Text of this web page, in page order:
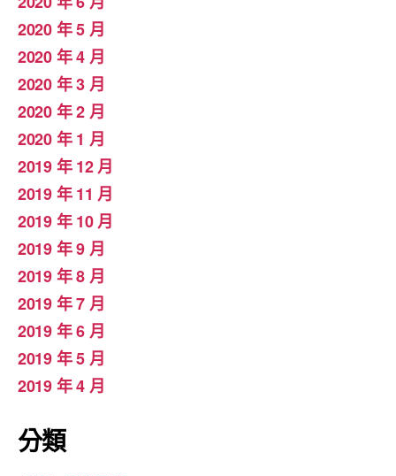
2020 年 5 月
2020 年 4 月
2020 年 3 月
2020 年 2 月
2020 年 1 月
2019 年 12 月
2019 年 11 月
2019 年 10 月
2019 年 9 月
2019 年 8 月
2019 年 7 月
2019 年 6 月
2019 年 5 月
2019 年 4 月
分類